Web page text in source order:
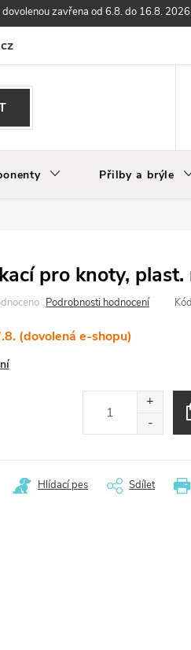
zavřena od 6.8. do 16.8.
zboží
Přilby a brýle
pro knoty,
Podrobnosti hodnocení
(dovolená e-shopu)
Hlídací pes Sdílet